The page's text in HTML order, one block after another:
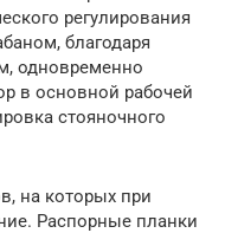
регулирования
благодаря
одновременно
в основной рабочей
стояночного
на которых при
Распорные планки